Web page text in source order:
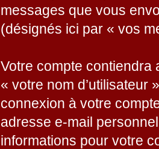
messages que vous
(désignés ici par « vos
Votre compte contiendra
« votre nom d’utilisateur
connexion à votre
adresse e-mail
informations pour votre